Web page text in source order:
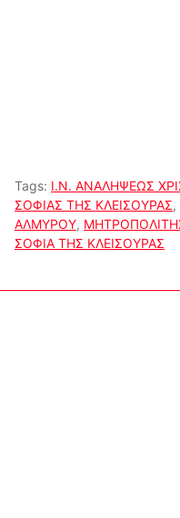
Tags: Ι.Ν. ΑΝΑΛΗΨΕΩΣ
ΣΟΦΙΑΣ ΤΗΣ ΚΛΕΙΣΟΥΡΑΣ,
ΑΛΜΥΡΟΥ,
ΣΟΦΙΑ ΤΗΣ ΚΛΕΙΣΟΥΡΑΣ